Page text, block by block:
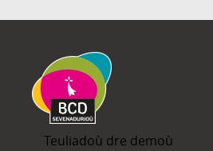
Teuliadoù dre demoù